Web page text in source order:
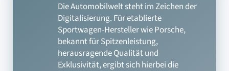
Die Automobilwelt steht im Zeichen der
Digitalisierung. Für etablierte
Sportwagen-Hersteller wie Porsche,
bekannt für Spitzenleistung,
herausragende Qualität und
Exklusivität, ergibt sich hierbei die